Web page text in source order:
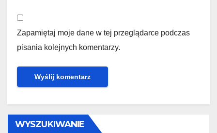
Zapamiętaj moje dane w tej przeglądarce podczas
pisania kolejnych komentarzy.
WYSZUKIWANIE